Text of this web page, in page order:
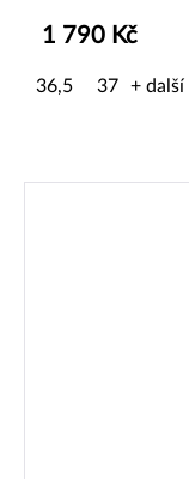
1 790 Kč
36,5 37 + další